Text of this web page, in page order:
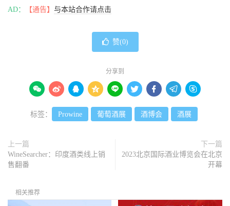
AD： 【通告】 与本站合作请点击
赞(0)
分享到
        
标签： Prowine 葡萄酒展 酒博会 酒展
上一篇
WineSearcher：印度酒类线上销
售翻番
下一篇
2023北京国际酒业博览会在北京
开幕
相关推荐